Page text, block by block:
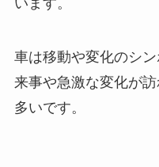
車は移動や変化のシ
来事や急激な変化が
多いです。